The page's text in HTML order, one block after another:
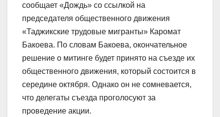
сообщает «Дождь» со ссылкой на
председателя общественного движения
«Таджикские трудовые мигранты» Каромат
Бакоева. По словам Бакоева, окончательное
решение о митинге будет принято на съезде их
общественного движения, который состоится в
середине октября. Однако он не сомневается,
что делегаты съезда проголосуют за
проведение акции.